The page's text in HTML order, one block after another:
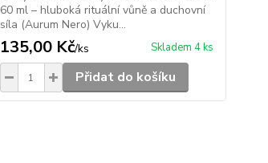
60 ml – hluboká rituální vůně a duchovní
síla (Aurum Nero) Vyku...
135,00 Kč/ks Skladem 4 ks
Přidat do košíku